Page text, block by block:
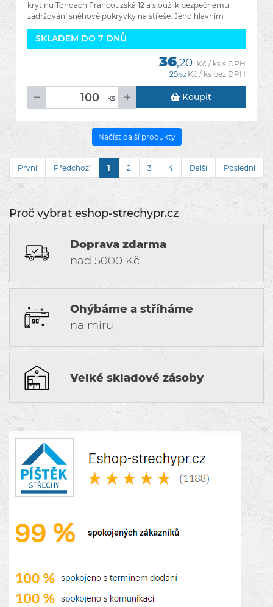
Proč vybrat eshop-strechypr.cz
Doprava zdarma
nad 5000 Kč
Ohýbáme a stříháme
na míru
Velké skladové zásoby
krytinu Tondach Francouzská 12 a slouží k bezpečnému
zadržování sněhové pokrývky na střeše. Jeho hlavním
úkolem je
SKLADEM DO 7 DNŮ
36,20 Kč / ks s DPH
29,92 Kč / ks bez DPH
ks Koupit
Načíst další produkty
První Předchozí 1 2 3 4 Další Poslední